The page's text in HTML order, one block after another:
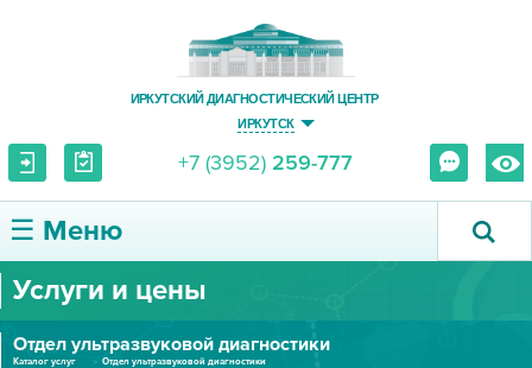
ИРКУТСКИЙ ДИАГНОСТИЧЕСКИЙ ЦЕНТР
ИРКУТСК
+7 (3952) 259-777
☰ Меню
О ЦЕНТРЕ
УСЛУГИ И ЦЕНЫ
Услуги и цены
Отдел ультразвуковой диагностики
Каталог услуг Отдел ультразвуковой диагностики